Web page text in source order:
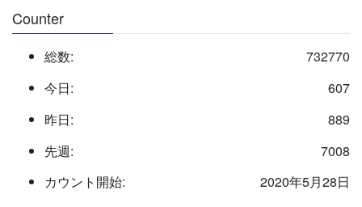
Counter
732770
総数:
607
今日:
889
昨日:
7008
先週:
2020年5月28日
カウント開始: